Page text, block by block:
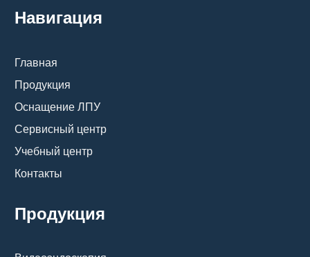
Навигация
Главная
Продукция
Оснащение ЛПУ
Сервисный центр
Учебный центр
Контакты
Продукция